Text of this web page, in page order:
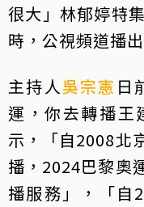
很大」林郁婷特
時，公視頻道播出
主持人吳宗憲 日
運，你去轉播王
示，「自2008北
播，2024巴黎奧
播服務」，「自